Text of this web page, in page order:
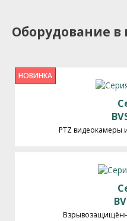
Оборудование в
PTZ видеокамеры
НОВИНКА